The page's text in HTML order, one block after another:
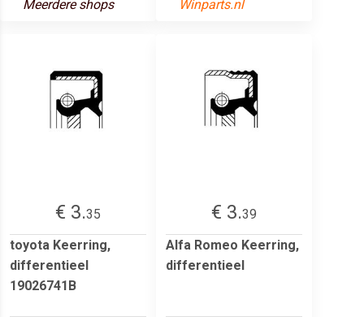
Meerdere shops
Winparts.nl
€ 3.35
toyota Keerring,
differentieel
19026741B
€ 3.39
Alfa Romeo Keerring,
differentieel